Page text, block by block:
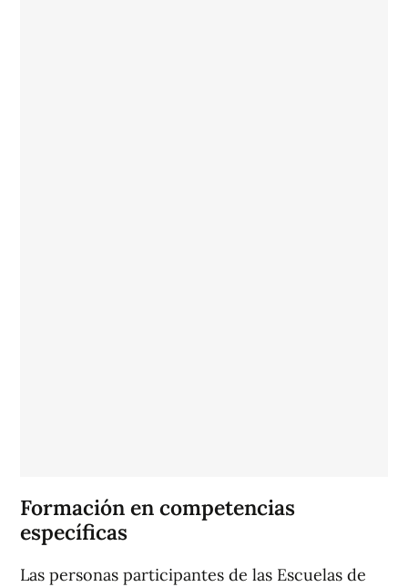
Formación en competencias
específicas
Las personas participantes de las Escuelas de